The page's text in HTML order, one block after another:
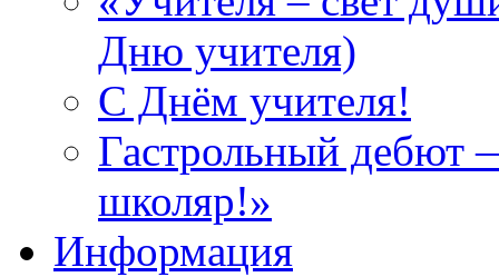
Дню учителя)
С Днём учителя!
Гастрольный дебют
школяр!»
Информация